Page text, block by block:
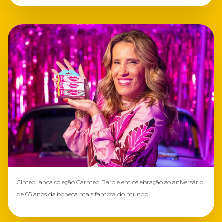
Cimed lança coleção Carmed Barbie em celebração ao aniversário
de 65 anos da boneca mais famosa do mundo